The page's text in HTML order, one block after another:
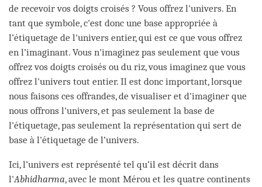
de recevoir vos doigts croisés ? Vous offrez l'univers. En
tant que symbole, c'est donc une base appropriée à
l’étiquetage de l'univers entier, qui est ce que vous offrez
en l’imaginant. Vous n'imaginez pas seulement que vous
offrez vos doigts croisés ou du riz, vous imaginez que vous
offrez l'univers tout entier. Il est donc important, lorsque
nous faisons ces offrandes, de visualiser et d'imaginer que
nous offrons l'univers, et pas seulement la base de
l'étiquetage, pas seulement la représentation qui sert de
base à l'étiquetage de l’univers.
Ici, l’univers est représenté tel qu’il est décrit dans
l'Abhidharma, avec le mont Mérou et les quatre continents